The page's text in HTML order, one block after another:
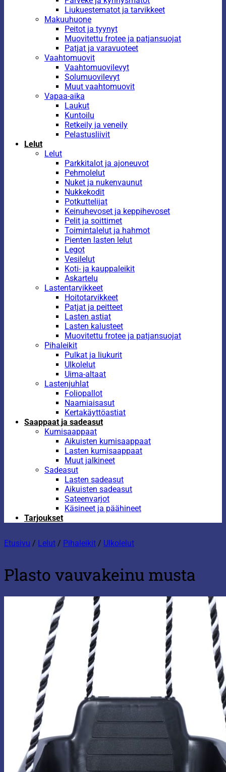
Liukuestematot ja tarvikkeet
Makuuhuone
Peitot ja tyynyt
Muovitettu frotee ja patjansuojat
Patjat ja varavuoteet
Vaahtomuovit
Vaahtomuovilevyt
Solumuovilevyt
Muut vaahtomuovit
Vapaa-aika
Laukut
Kuntoilu
Retkeily ja veneily
Pelastusliivit
Lelut
Lelut
Parkkitalot ja ajoneuvot
Pehmolelut
Nuket ja nukenvaunut
Nukkekodit
Potkuttelijat
Keinuhevoset ja keppihevoset
Pelit ja soittimet
Toimintalelut ja hahmot
Pienten lasten lelut
Legot
Vesilelut
Koti- ja kauppaleikit
Askartelu
Lastentarvikkeet
Hoitotarvikkeet
Patjat ja peitteet
Lasten astiat
Lasten kalusteet
Muovitettu frotee ja patjansuojat
Pihaleikit
Pulkat ja liukurit
Ulkolelut
Uima-altaat
Lastenjuhlat
Foliopallot
Naamiaisasut
Kertakäyttöastiat
Saappaat ja sadeasut
Kumisaappaat
Aikuisten kumisaappaat
Lasten kumisaappaat
Muut jalkineet
Sadeasut
Lasten sadeasut
Aikuisten sadeasut
Sateenvarjot
Käsineet ja päähineet
Tarjoukset
Etusivu / Lelut / Pihaleikit / Ulkolelut
Plasto vauvakeinu musta